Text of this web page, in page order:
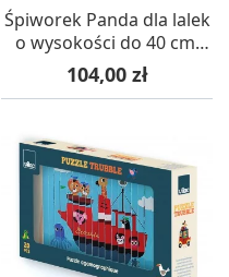
Śpiworek Panda dla lalek
o wysokości do 40 cm,
Petitcollin
Cena
104,00 zł